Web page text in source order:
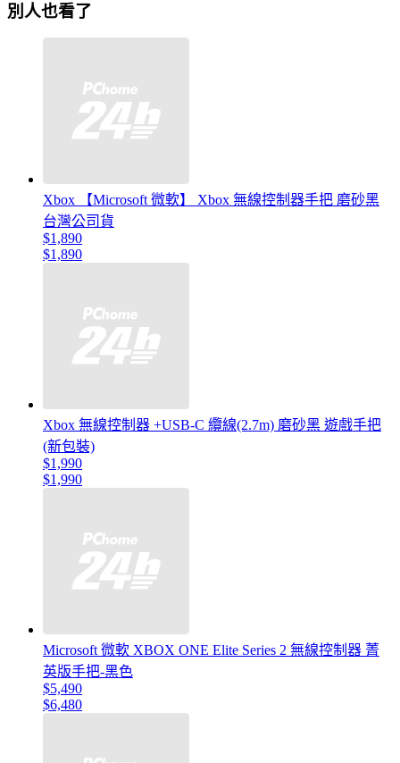
別人也看了
Xbox 【Microsoft 微軟】 Xbox 無線控制器手把 磨砂黑
台灣公司貨
$1,890
$1,890
Xbox 無線控制器 +USB-C 纜線(2.7m) 磨砂黑 遊戲手把
(新包裝)
$1,990
$1,990
Microsoft 微軟 XBOX ONE Elite Series 2 無線控制器 菁
英版手把-黑色
$5,490
$6,480